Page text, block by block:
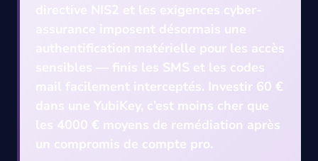
directive NIS2 et les exigences cyber-
assurance imposent désormais une
authentification matérielle pour les accès
sensibles — finis les SMS et les codes
mail facilement interceptés. Investir 60 €
dans une YubiKey, c’est moins cher que
les 4000 € moyens de remédiation après
un compromis de compte pro.